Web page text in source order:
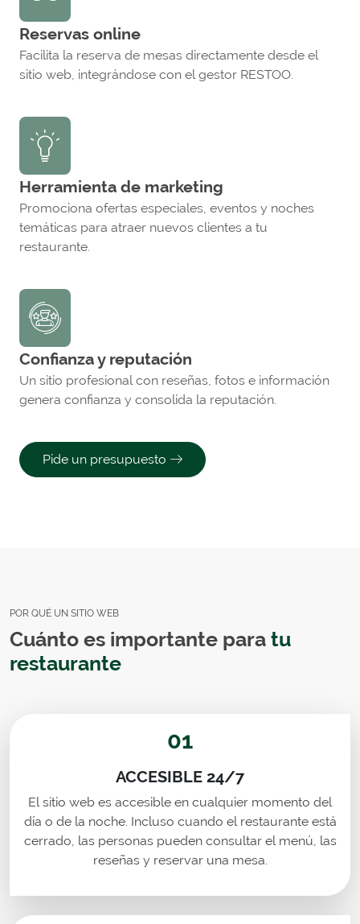
Reservas online
Facilita la reserva de mesas directamente desde el
sitio web, integrándose con el gestor RESTOO.
Herramienta de marketing
Promociona ofertas especiales, eventos y noches
temáticas para atraer nuevos clientes a tu
restaurante.
Confianza y reputación
Un sitio profesional con reseñas, fotos e información
genera confianza y consolida la reputación.
Pide un presupuesto
POR QUÉ UN SITIO WEB
Cuánto es importante para tu
restaurante
01
ACCESIBLE 24/7
El sitio web es accesible en cualquier momento del
día o de la noche. Incluso cuando el restaurante está
cerrado, las personas pueden consultar el menú, las
reseñas y reservar una mesa.